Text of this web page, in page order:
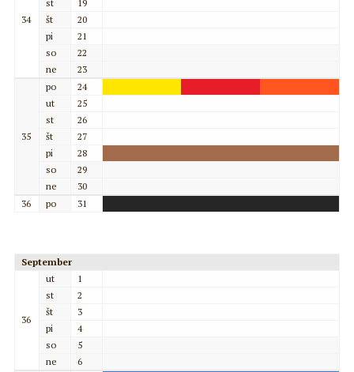
34
st
19
št
20
pi
21
so
22
ne
23
35
po
24
ut
25
st
26
št
27
pi
28
so
29
ne
30
36
po 31
September
36
ut
1
st
2
št
3
pi
4
so
5
ne
6